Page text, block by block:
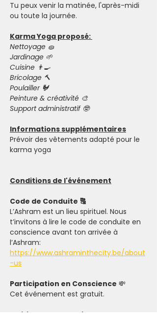
Tu peux venir la matinée, l'après-midi
ou toute la journée.
Karma Yoga proposé:
Nettoyage 🧽
Jardinage 🌱
Cuisine 👨‍🍳
Bricolage 🔨
Poulailler 🐓
Peinture & créativité 🎨
Support administratif 🤓
Informations supplémentaires
Prévoir des vêtements adapté pour le
karma yoga
Conditions de l'événement
Code de Conduite 🔠
L’Ashram est un lieu spirituel. Nous
t’invitons à lire le code de conduite en
conscience avant ton arrivée à
l’Ashram:
https://www.ashraminthecity.be/about
-us
Participation en Conscience 💸
Cet événement est gratuit.
Politique d’annulation &